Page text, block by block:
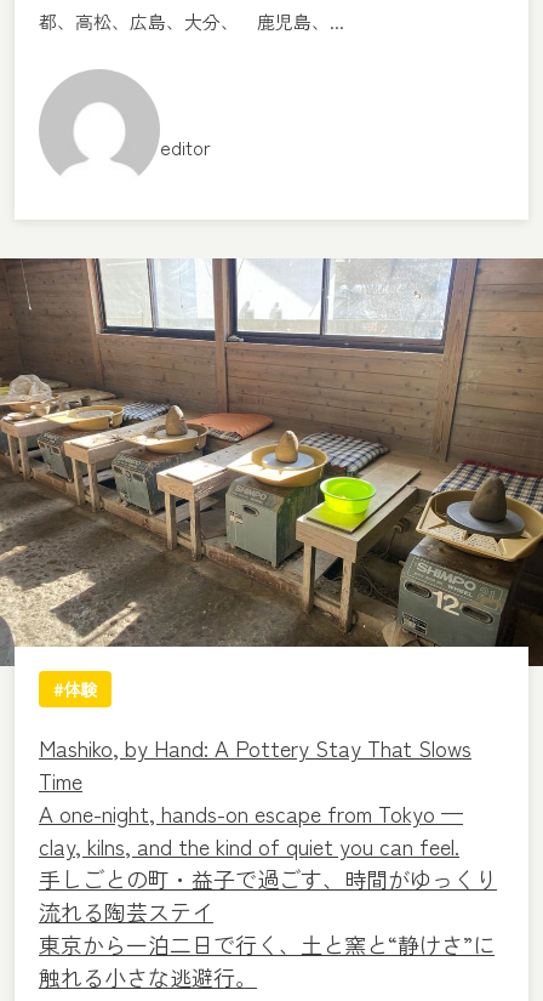
都、高松、広島、大分、 鹿児島、...
editor
#体験
Mashiko, by Hand: A Pottery Stay That Slows
Time
A one-night, hands-on escape from Tokyo —
clay, kilns, and the kind of quiet you can feel.
手しごとの町・益子で過ごす、時間がゆっくり
流れる陶芸ステイ
東京から一泊二日で行く、土と窯と“静けさ”に
触れる小さな逃避行。